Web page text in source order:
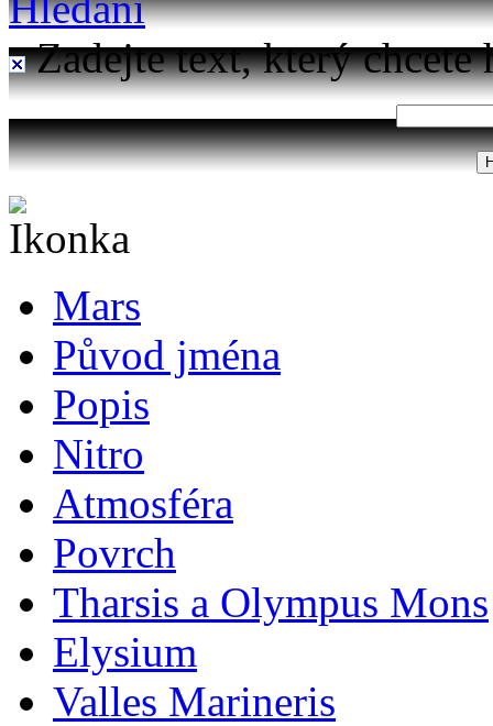
Zadejte text, který chcete
Mars
Původ jména
Popis
Nitro
Atmosféra
Povrch
Tharsis a Olympus Mons
Elysium
Valles Marineris